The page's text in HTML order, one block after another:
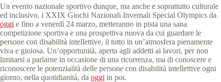
Un evento nazionale sportivo dunque, ma anche e soprattutto culturale
ed inclusivo, i XXIX Giochi Nazionali Invernali Special Olympics da
oggi e fino a venerdì 24 marzo, metteranno in pista una sana
competizione sportiva e una prospettiva nuova da cui guardare le
persone con disabilità intellettive, il tutto in un’atmosfera pienamente
viva e gioiosa. Un’opportunità, aperta agli addetti ai lavori, per non
limitarsi a parlarne in occasione di una ricorrenza, ma di conoscere e
riconoscere le potenzialità delle persone con disabilità intellettive ogni
giorno, nella quotidianità, da oggi in poi.